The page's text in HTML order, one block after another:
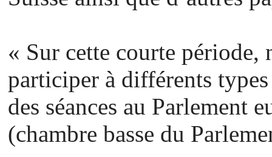
« Sur cette courte période,
participer à différents
des séances au Parlement
(chambre basse du